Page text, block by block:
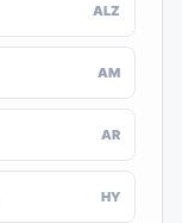
ALZ
AM
AR
HY